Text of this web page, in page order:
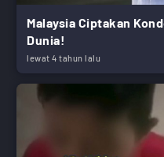
Malaysia Ciptakan
Dunia!
lewat 4 tahun lalu